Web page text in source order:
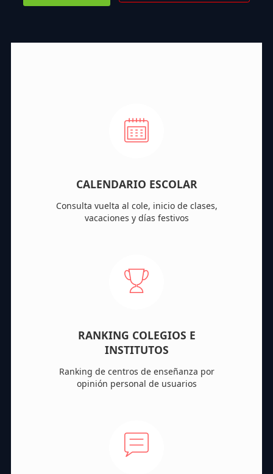
CALENDARIO ESCOLAR
Consulta vuelta al cole, inicio de clases,
vacaciones y días festivos
RANKING COLEGIOS E
INSTITUTOS
Ranking de centros de enseñanza por
opinión personal de usuarios